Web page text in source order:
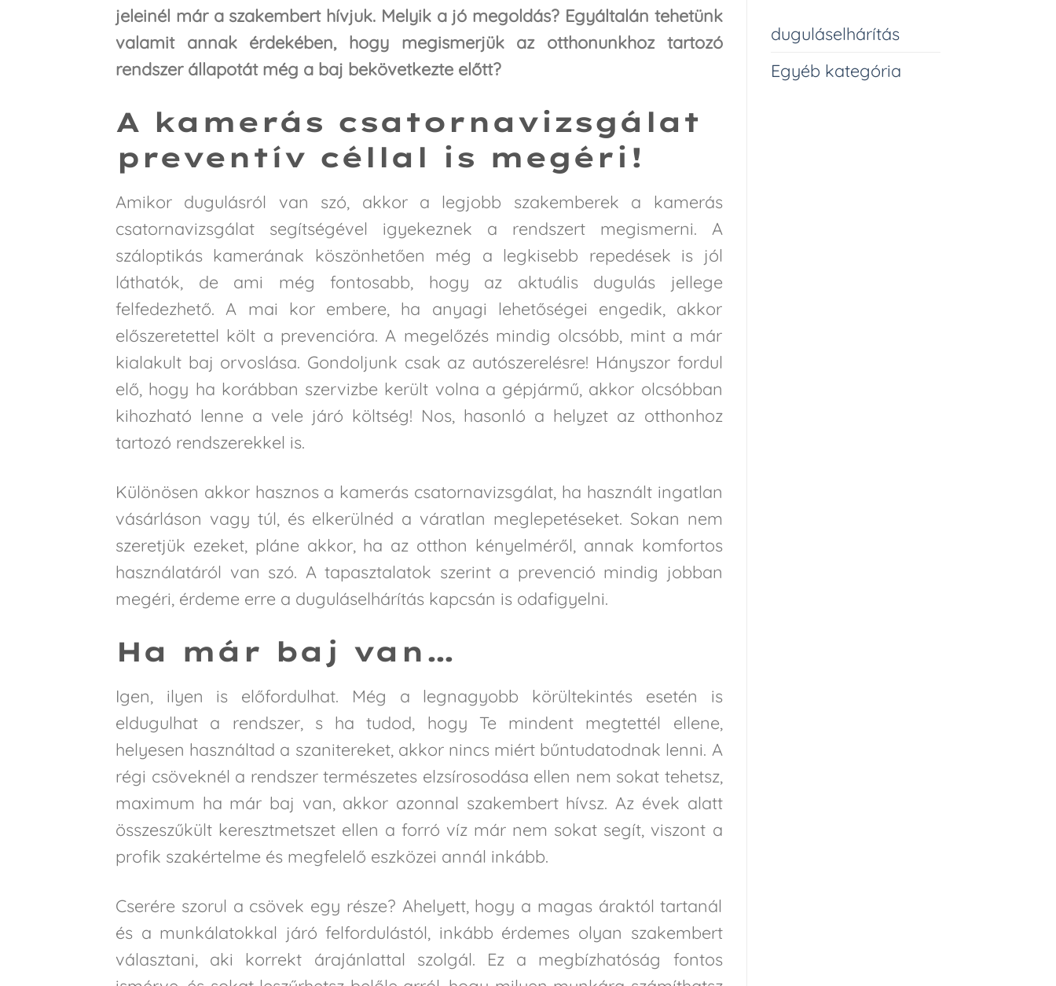
jeleinél már a szakembert hívjuk. Melyik a jó megoldás? Egyáltalán tehetünk
valamit annak érdekében, hogy megismerjük az otthonunkhoz tartozó
rendszer állapotát még a baj bekövetkezte előtt?
A kamerás csatornavizsgálat
preventív céllal is megéri!
Amikor dugulásról van szó, akkor a legjobb szakemberek a kamerás
csatornavizsgálat segítségével igyekeznek a rendszert megismerni. A
száloptikás kamerának köszönhetően még a legkisebb repedések is jól
láthatók, de ami még fontosabb, hogy az aktuális dugulás jellege
felfedezhető. A mai kor embere, ha anyagi lehetőségei engedik, akkor
előszeretettel költ a prevencióra. A megelőzés mindig olcsóbb, mint a már
kialakult baj orvoslása. Gondoljunk csak az autószerelésre! Hányszor fordul
elő, hogy ha korábban szervizbe került volna a gépjármű, akkor olcsóbban
kihozható lenne a vele járó költség! Nos, hasonló a helyzet az otthonhoz
tartozó rendszerekkel is.
Különösen akkor hasznos a kamerás csatornavizsgálat, ha használt ingatlan
vásárláson vagy túl, és elkerülnéd a váratlan meglepetéseket. Sokan nem
szeretjük ezeket, pláne akkor, ha az otthon kényelméről, annak komfortos
használatáról van szó. A tapasztalatok szerint a prevenció mindig jobban
megéri, érdeme erre a duguláselhárítás kapcsán is odafigyelni.
Ha már baj van…
Igen, ilyen is előfordulhat. Még a legnagyobb körültekintés esetén is
eldugulhat a rendszer, s ha tudod, hogy Te mindent megtettél ellene,
helyesen használtad a szanitereket, akkor nincs miért bűntudatodnak lenni. A
régi csöveknél a rendszer természetes elzsírosodása ellen nem sokat tehetsz,
maximum ha már baj van, akkor azonnal szakembert hívsz. Az évek alatt
összeszűkült keresztmetszet ellen a forró víz már nem sokat segít, viszont a
profik szakértelme és megfelelő eszközei annál inkább.
Cserére szorul a csövek egy része? Ahelyett, hogy a magas áraktól tartanál
és a munkálatokkal járó felfordulástól, inkább érdemes olyan szakembert
választani, aki korrekt árajánlattal szolgál. Ez a megbízhatóság fontos
duguláselhárítás
Egyéb kategória